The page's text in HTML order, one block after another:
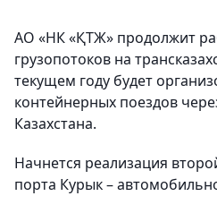
АО «НК «ҚТЖ» продолжит
грузопотоков на
текущем году будет
контейнерных поездов
Казахстана.
Начнется реализация
порта Курык –